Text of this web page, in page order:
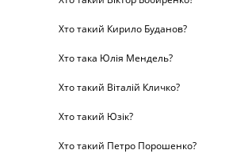
Хто такий Кирило Буданов?
Хто така Юлія Мендель?
Хто такий Віталій Кличко?
Хто такий Юзік?
Хто такий Петро Порошенко?